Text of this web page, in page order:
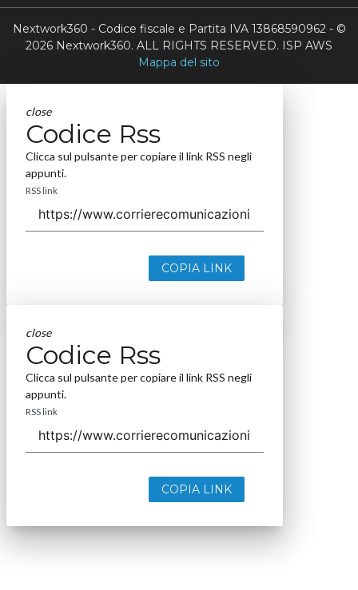
Nextwork360 - Codice fiscale e Partita IVA 13868590962 - ©
2026 Nextwork360. ALL RIGHTS RESERVED. ISP AWS
Mappa del sito
close
Codice Rss
Clicca sul pulsante per copiare il link RSS negli
appunti.
RSS link
COPIA LINK
close
Codice Rss
Clicca sul pulsante per copiare il link RSS negli
appunti.
RSS link
COPIA LINK